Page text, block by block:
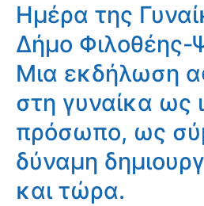
Ημέρα της
Δήμο Φιλοθέης-
Μια εκδήλωση
στη γυναίκα ως
πρόσωπο, ως
δύναμη
και τώρα.